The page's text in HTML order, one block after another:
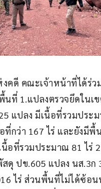
คดี คณะเจ้าหน้าที่ได้ร่ว
นที่ 1.แปลงตรวจยึดในเ
แปลง มีเนื้อที่รวมประ
ที่กว่า 167 ไร่ และยังมี
นื้อที่รวมประมาณ 81 ไร่
ดุ ปข.605 แปลง นส.3ก
ไร่ ส่วนพื้นที่ไม่ได้ซ้อน